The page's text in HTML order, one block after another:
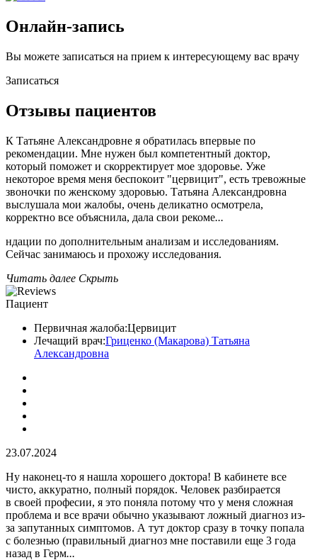
Онлайн-запись
Вы можете записаться на прием к интересующему вас врачу
Записаться
Отзывы пациентов
К Татьяне Александровне я обратилась впервые по
рекомендации. Мне нужен был компетентный доктор,
который поможет и скорректирует мое здоровье. Уже
некоторое время меня беспокоит "цервицит​", есть тревожные
звоночки по женскому здоровью. Татьяна Александровна
выслушала мои жалобы, очень деликатно осмотрела,
корректно все объяснила, дала свои рекоме...
ндации по дополнительным анализам​ и исследованиям.
Сейчас занимаюсь и прохожу исследования.
Читать далее Скрыть
Пациент
Первичная жалоба:Цервицит
Лечащий врач:Гриценко (Макарова) Татьяна
Александровна
23.07.2024
Ну наконец-то я нашла хорошего доктора! В кабинете все
чисто, аккуратно, полный порядок. Человек разбирается
в своей професии, я это поняла потому что у меня сложная
проблема и все врачи обычно указывают ложный диагноз из-
за запутанных симптомов. А тут доктор сразу в точку попала
с болезнью (правильный диагноз мне поставили еще 3 года
назад в Герм...